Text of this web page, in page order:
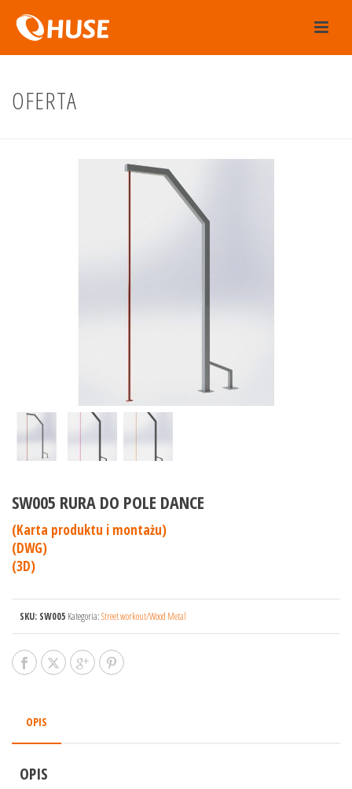
OFERTA
SW005 RURA DO POLE DANCE
(Karta produktu i montażu)
(DWG)
(3D)
SKU: SW005 Kategoria:Street workout/Wood Metal
OPIS
OPIS